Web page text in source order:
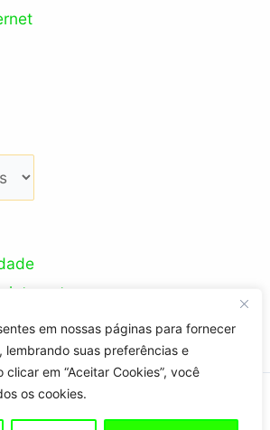
em nossas páginas para fornecer
lembrando suas preferências e
clicar em “Aceitar Cookies”, você
os cookies.
internet